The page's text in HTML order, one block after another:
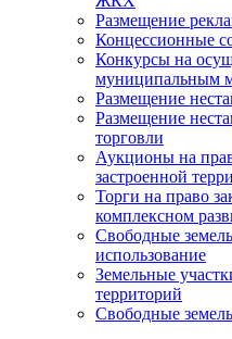
Размещение
Концессионные
Конкурсы на
муниципальным
Размещение
Размещение
торговли
Аукционы на
застроенной
Торги на право
комплексном
Свободные
использование
Земельные
территорий
Свободные